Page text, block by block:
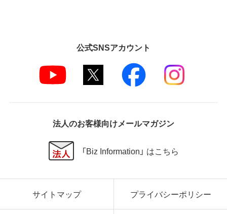
公式SNSアカウント
法人のお客様向けメールマガジン
「Biz Information」 はこちら
サイトマップ プライバシーポリシー